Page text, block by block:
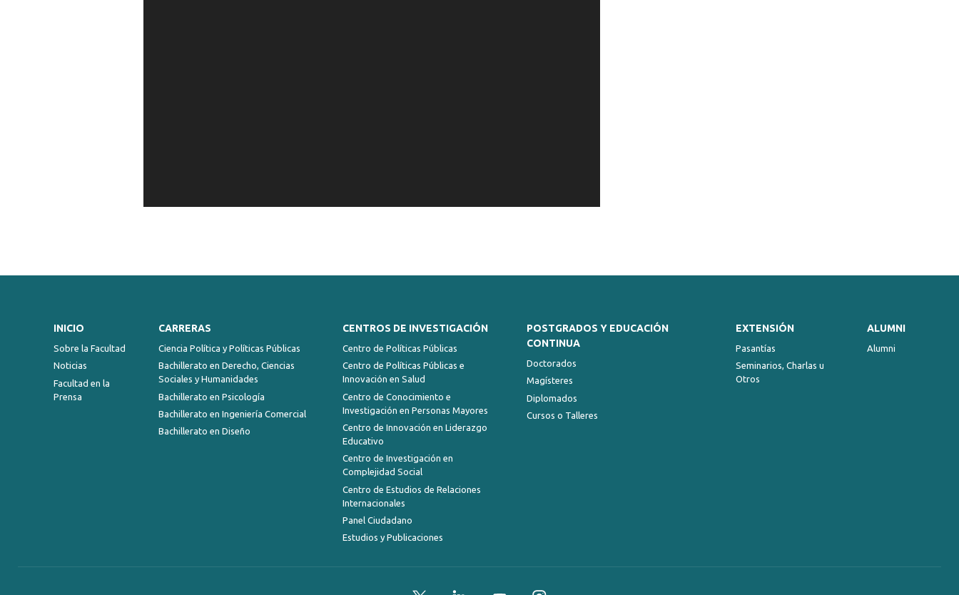
INICIO
Sobre la Facultad
Noticias
Facultad en la
Prensa
CARRERAS
Ciencia Política y Políticas Públicas
Bachillerato en Derecho, Ciencias
Sociales y Humanidades
Bachillerato en Psicología
Bachillerato en Ingeniería Comercial
Bachillerato en Diseño
CENTROS DE INVESTIGACIÓN
Centro de Políticas Públicas
Centro de Políticas Públicas e
Innovación en Salud
Centro de Conocimiento e
Investigación en Personas Mayores
Centro de Innovación en Liderazgo
Educativo
Centro de Investigación en
Complejidad Social
Centro de Estudios de Relaciones
Internacionales
Panel Ciudadano
Estudios y Publicaciones
POSTGRADOS Y EDUCACIÓN
CONTINUA
Doctorados
Magísteres
Diplomados
Cursos o Talleres
EXTENSIÓN
Pasantías
Seminarios, Charlas u
Otros
ALUMNI
Alumni